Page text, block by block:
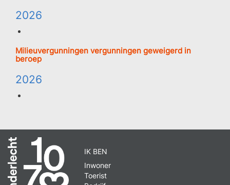
2026
Milieuvergunningen vergunningen geweigerd in
beroep
2026
IK BEN
Inwoner
Toerist